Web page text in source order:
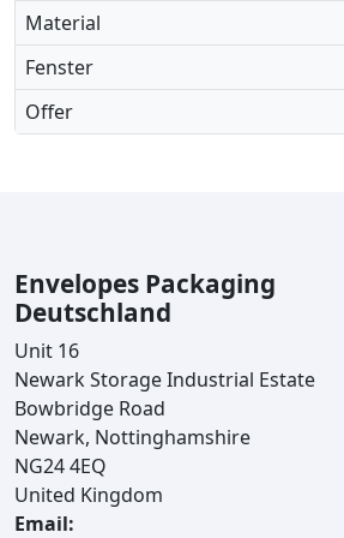
Waldgrün
Weiß
Weiß Hammer
Material
Fenster
Offer
Envelopes Packaging
Deutschland
Unit 16
Newark Storage Industrial Estate
Bowbridge Road
Newark, Nottinghamshire
NG24 4EQ
United Kingdom
Email: